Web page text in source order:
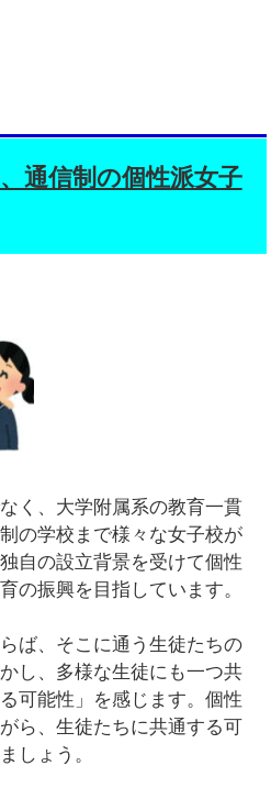
通信制の個性派女子
く、大学附属系の教育一貫
の学校まで様々な女子校が
自の設立背景を受けて個性
の振興を目指しています。
ば、そこに通う生徒たちの
し、多様な生徒にも一つ共
可能性」を感じます。個性
ら、生徒たちに共通する可
しょう。